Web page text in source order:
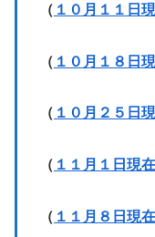
（ １０月１１日
（ １０月１８日
（ １０月２５日
（ １１月１日現在
（ １１月８日現在